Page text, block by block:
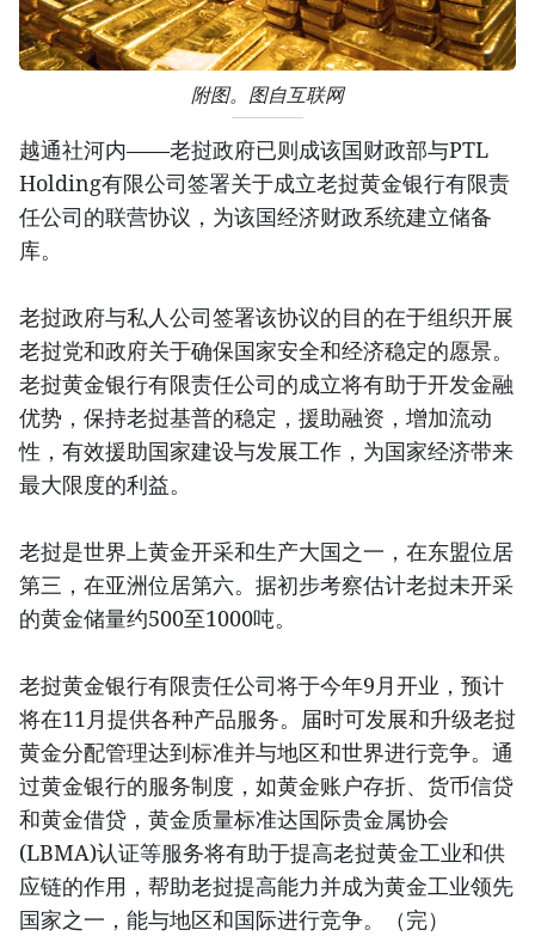
附图。图自互联网
越通社河内——老挝政府已则成该国财政部与PTL
Holding有限公司签署关于成立老挝黄金银行有限责
任公司的联营协议，为该国经济财政系统建立储备
库。
老挝政府与私人公司签署该协议的目的在于组织开展
老挝党和政府关于确保国家安全和经济稳定的愿景。
老挝黄金银行有限责任公司的成立将有助于开发金融
优势，保持老挝基普的稳定，援助融资，增加流动
性，有效援助国家建设与发展工作，为国家经济带来
最大限度的利益。
老挝是世界上黄金开采和生产大国之一，在东盟位居
第三，在亚洲位居第六。据初步考察估计老挝未开采
的黄金储量约500至1000吨。
老挝黄金银行有限责任公司将于今年9月开业，预计
将在11月提供各种产品服务。届时可发展和升级老挝
黄金分配管理达到标准并与地区和世界进行竞争。通
过黄金银行的服务制度，如黄金账户存折、货币信贷
和黄金借贷，黄金质量标准达国际贵金属协会
(LBMA)认证等服务将有助于提高老挝黄金工业和供
应链的作用，帮助老挝提高能力并成为黄金工业领先
国家之一，能与地区和国际进行竞争。（完）